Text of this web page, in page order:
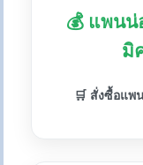
💰 แพน
มิ
🛒 สั่งซื้อแพ